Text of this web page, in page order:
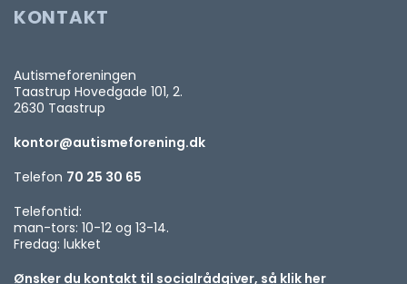
KONTAKT
Autismeforeningen
Taastrup Hovedgade 101, 2.
2630 Taastrup
kontor@autismeforening.dk
Telefon 70 25 30 65
Telefontid:
man-tors: 10-12 og 13-14.
Fredag: lukket
Ønsker du kontakt til socialrådgiver, så klik her